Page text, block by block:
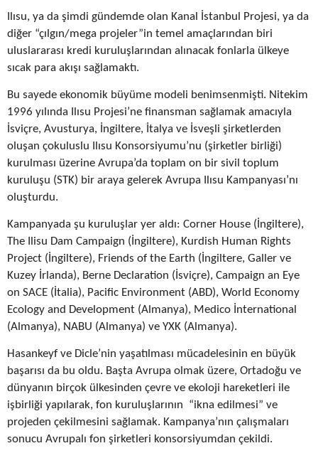
Ilısu, ya da şimdi gündemde olan Kanal İstanbul Projesi, ya da
diğer “çılgın/mega projeler”in temel amaçlarından biri
uluslararası kredi kuruluşlarından alınacak fonlarla ülkeye
sıcak para akışı sağlamaktı.
Bu sayede ekonomik büyüme modeli benimsenmişti. Nitekim
1996 yılında Ilısu Projesi’ne finansman sağlamak amacıyla
İsviçre, Avusturya, İngiltere, İtalya ve İsveşli şirketlerden
oluşan çokuluslu Ilısu Konsorsiyumu’nu (şirketler birliği)
kurulması üzerine Avrupa’da toplam on bir sivil toplum
kuruluşu (STK) bir araya gelerek Avrupa Ilısu Kampanyası’nı
oluşturdu.
Kampanyada şu kuruluşlar yer aldı: Corner House (İngiltere),
The Ilisu Dam Campaign (İngiltere), Kurdish Human Rights
Project (İngiltere), Friends of the Earth (İngiltere, Galler ve
Kuzey İrlanda), Berne Declaration (İsviçre), Campaign an Eye
on SACE (İtalia), Pacific Environment (ABD), World Economy
Ecology and Development (Almanya), Medico İnternational
(Almanya), NABU (Almanya) ve YXK (Almanya).
Hasankeyf ve Dicle’nin yaşatılması mücadelesinin en büyük
başarısı da bu oldu. Başta Avrupa olmak üzere, Ortadoğu ve
dünyanın birçok ülkesinden çevre ve ekoloji hareketleri ile
işbirliği yapılarak, fon kuruluşlarının “ikna edilmesi” ve
projeden çekilmesini sağlamak. Kampanya’nın çalışmaları
sonucu Avrupalı fon şirketleri konsorsiyumdan çekildi.